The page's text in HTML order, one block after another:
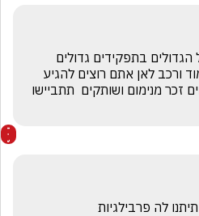
לה פרבילגיות